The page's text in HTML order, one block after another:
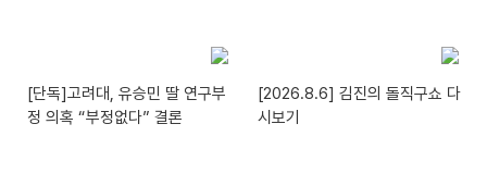
[단독]고려대, 유승민 딸 연구부
정 의혹 “부정없다” 결론
[2026.8.6] 김진의 돌직구쇼 다
시보기